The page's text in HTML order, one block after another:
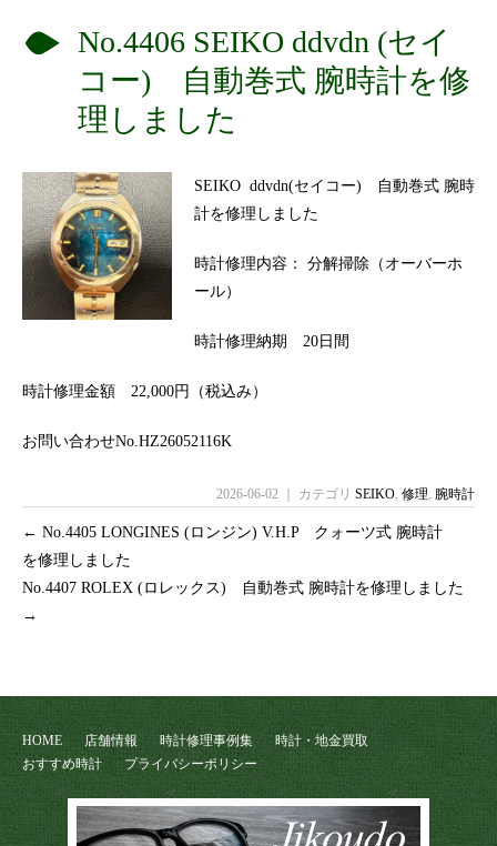
No.4406 SEIKO ddvdn (セイ
コー) 自動巻式 腕時計を修
理しました
SEIKO ddvdn(セイコー) 自動巻式 腕時
計を修理しました
時計修理内容： 分解掃除（オーバーホ
ール）
時計修理納期 20日間
時計修理金額 22,000円（税込み）
お問い合わせNo.HZ26052116K
2026-06-02 ｜ カテゴリ SEIKO, 修理, 腕時計
← No.4405 LONGINES (ロンジン) V.H.P クォーツ式 腕時計
を修理しました
No.4407 ROLEX (ロレックス) 自動巻式 腕時計を修理しました
→
HOME 店舗情報 時計修理事例集
時計・地金買取
おすすめ時計
プライバシーポリシー